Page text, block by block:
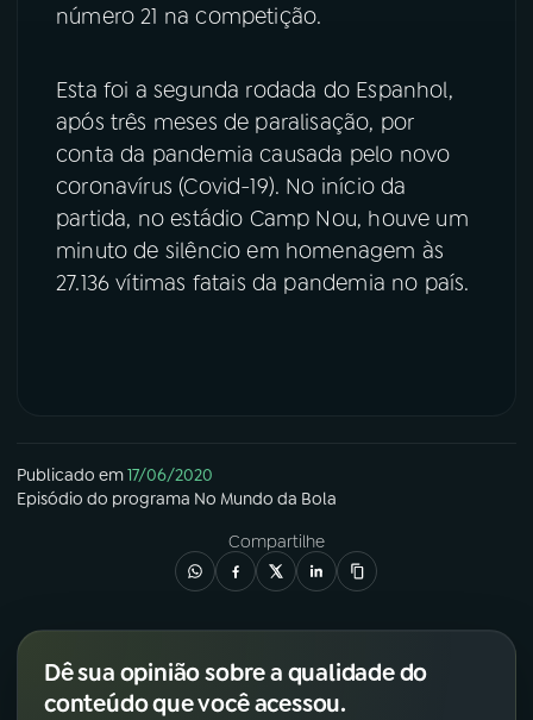
número 21 na competição.
Esta foi a segunda rodada do Espanhol,
após três meses de paralisação, por
conta da pandemia causada pelo novo
coronavírus (Covid-19). No início da
partida, no estádio Camp Nou, houve um
minuto de silêncio em homenagem às
27.136 vítimas fatais da pandemia no país.
Publicado em17/06/2020
Episódio do programa No Mundo da Bola
Compartilhe
Dê sua opinião sobre a qualidade do
conteúdo que você acessou.